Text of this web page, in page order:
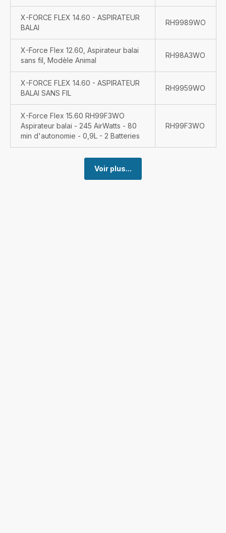
X-FORCE FLEX 14.60 - ASPIRATEUR
BALAI
RH9989WO
X-Force Flex 12.60, Aspirateur balai
sans fil, Modèle Animal
RH98A3WO
X-FORCE FLEX 14.60 - ASPIRATEUR
BALAI SANS FIL
RH9959WO
X-Force Flex 15.60 RH99F3WO
Aspirateur balai - 245 AirWatts - 80
min d'autonomie - 0,9L - 2 Batteries
RH99F3WO
Voir plus...